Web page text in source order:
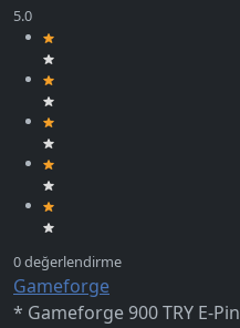
Gameforge
* Gameforge 900 TRY E-Pin